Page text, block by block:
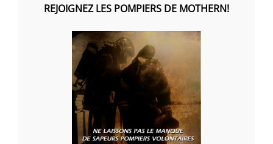
REJOIGNEZ LES POMPIERS DE MOTHERN!